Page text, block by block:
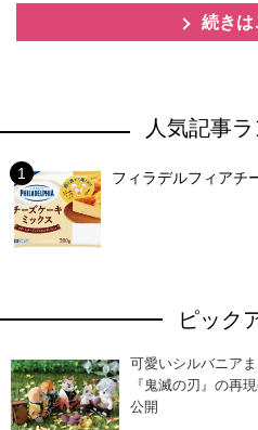
続きは
人気記事
フィラデルフィアチ
ピック
可愛いシルバニア
『鬼滅の刃』の再
公開